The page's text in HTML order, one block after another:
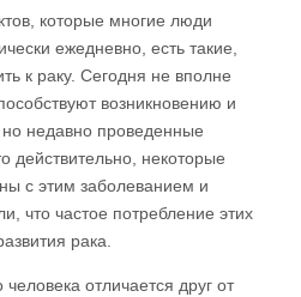
которые многие люди
ежедневно, есть такие,
к раку. Сегодня не вполне
возникновению и
недавно проведенные
действительно, некоторые
с этим заболеванием и
что частое потребление этих
рака.
отличается друг от